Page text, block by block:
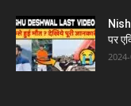
पर